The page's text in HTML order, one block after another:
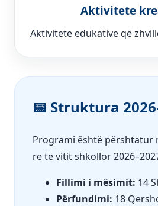
Aktivitete
Aktivitete edukative që
📅 Struktura
Programi është përshtatur
re të vitit shkollor
Fillimi i mësimit: 14
Përfundimi: 18